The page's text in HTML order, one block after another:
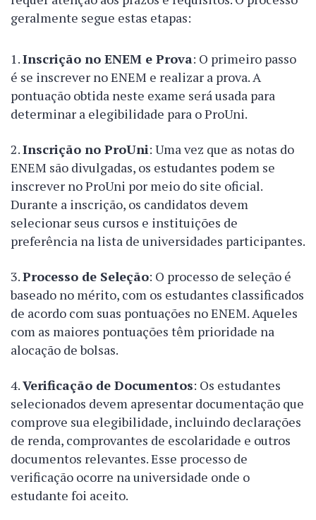
geralmente segue estas etapas:
Inscrição no ENEM e Prova: O primeiro passo
é se inscrever no ENEM e realizar a prova. A
pontuação obtida neste exame será usada para
determinar a elegibilidade para o ProUni.
Inscrição no ProUni: Uma vez que as notas do
ENEM são divulgadas, os estudantes podem se
inscrever no ProUni por meio do site oficial.
Durante a inscrição, os candidatos devem
selecionar seus cursos e instituições de
preferência na lista de universidades participantes.
Processo de Seleção: O processo de seleção é
baseado no mérito, com os estudantes classificados
de acordo com suas pontuações no ENEM. Aqueles
com as maiores pontuações têm prioridade na
alocação de bolsas.
Verificação de Documentos: Os estudantes
selecionados devem apresentar documentação que
comprove sua elegibilidade, incluindo declarações
de renda, comprovantes de escolaridade e outros
documentos relevantes. Esse processo de
verificação ocorre na universidade onde o
estudante foi aceito.